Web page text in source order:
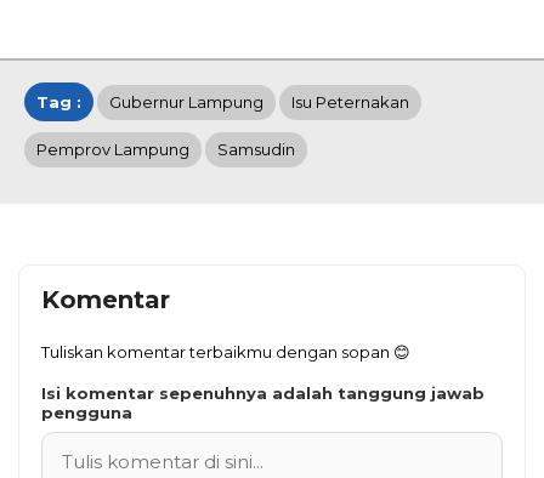
Tag : Gubernur Lampung Isu Peternakan
Pemprov Lampung Samsudin
Komentar
Tuliskan komentar terbaikmu dengan sopan 😊
Isi komentar sepenuhnya adalah tanggung jawab
pengguna